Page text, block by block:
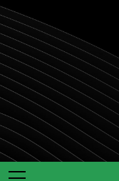
Skip
to
content